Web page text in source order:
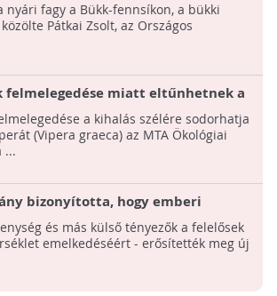
nyári fagy a Bükk-fennsíkon, a bükki
Pátkai Zsolt, az Országos
felmelegedése miatt eltűnhetnek a
a kihalás szélére sodorhatja
(Vipera graeca) az MTA Ökológiai
...
bizonyította, hogy emberi
a globális felmelegedést
és más külső tényezők a felelősek
emelkedéséért - erősítették meg új